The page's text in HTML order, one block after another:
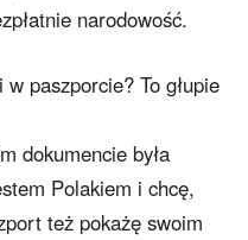
narodowość.
paszporcie? To głupie
dokumencie była
Polakiem i chcę,
też pokażę swoim